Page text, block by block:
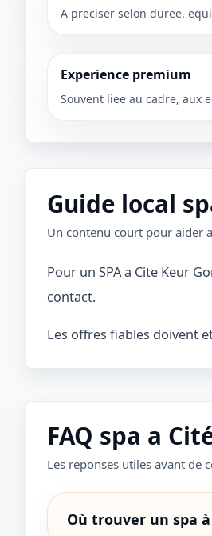
A preciser selon duree,
Experience premium
Souvent liee au cadre, aux
Guide local
Un contenu court pour aider
Pour un SPA a Cite Keur
contact.
Les offres fiables doivent
FAQ spa a
Les reponses utiles avant de
Où trouver un spa